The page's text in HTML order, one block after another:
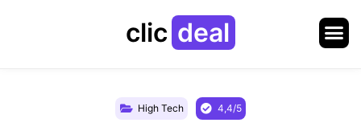
clic deal
High Tech 4,4/5